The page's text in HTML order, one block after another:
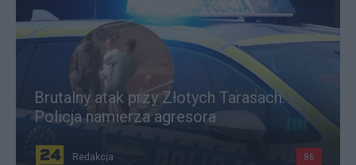
Brutalny atak przy Złotych Tarasach.
Policja namierza agresora
Redakcja 86